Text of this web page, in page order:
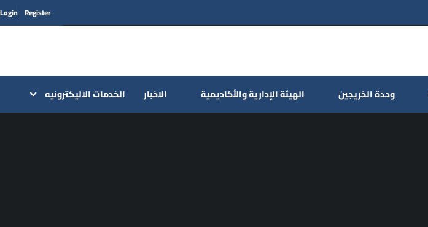
Register
Login
وحدة الخريجين الهيئة الإدارية والأكاديمية الاخبار الخدمات الاليكترونيه